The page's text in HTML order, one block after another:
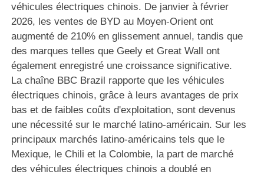
véhicules électriques chinois. De janvier à février
2026, les ventes de BYD au Moyen-Orient ont
augmenté de 210% en glissement annuel, tandis que
des marques telles que Geely et Great Wall ont
également enregistré une croissance significative.
La chaîne BBC Brazil rapporte que les véhicules
électriques chinois, grâce à leurs avantages de prix
bas et de faibles coûts d'exploitation, sont devenus
une nécessité sur le marché latino-américain. Sur les
principaux marchés latino-américains tels que le
Mexique, le Chili et la Colombie, la part de marché
des véhicules électriques chinois a doublé en